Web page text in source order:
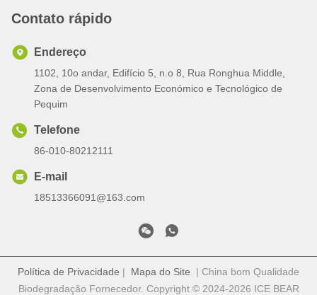
Contato rápido
Endereço
1102, 10o andar, Edifício 5, n.o 8, Rua Ronghua Middle,
Zona de Desenvolvimento Económico e Tecnológico de
Pequim
Telefone
86-010-80212111
E-mail
18513366091@163.com
Política de Privacidade | Mapa do Site | China bom Qualidade
Biodegradação Fornecedor. Copyright © 2024-2026 ICE BEAR